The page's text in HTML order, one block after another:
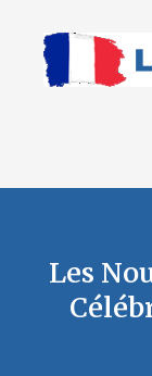
Les